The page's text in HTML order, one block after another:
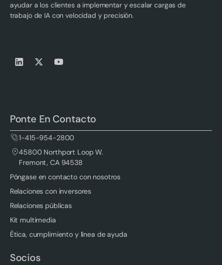
ayudar a los clientes a implementar y escalar cargas de
trabajo de IA con velocidad y precisión.
Ponte En Contacto
1-415-954-2800
45800 Northport Loop W.
Fremont, CA 94538
Póngase en contacto con nosotros
Relaciones con inversores
Relaciones públicas
Kit multimedia
Ética, cumplimiento y línea de ayuda
Socios